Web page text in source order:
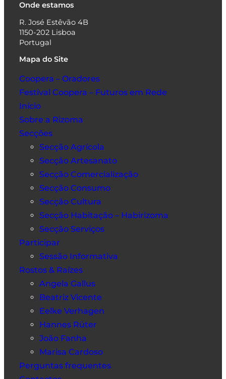
Onde estamos
R. José Estêvão 4B
1150-202 Lisboa
Portugal
Mapa do Site
Coopera – Oradores
Festival Coopera – Futuros em Rede
Início
Sobre a Rizoma
Secções
Secção Agrícola
Secção Artesanato
Secção Comercialização
Secção Consumo
Secção Cultura
Secção Habitação – Habirizoma
Secção Serviços
Participar
Sessão Informativa
Rostos & Raízes
Angela Gallus
Beatriz Vicente
Eelke Verhagen
Hannes Rüter
João Fanha
Marisa Cardoso
Perguntas frequentes